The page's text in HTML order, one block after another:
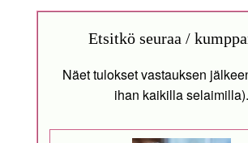
Etsitkö seuraa /
Näet tulokset vastauksen
ihan kaikilla selaimilla).